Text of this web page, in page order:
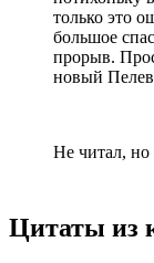
только это
большое
прорыв.
новый
Не читал,
Цитаты из